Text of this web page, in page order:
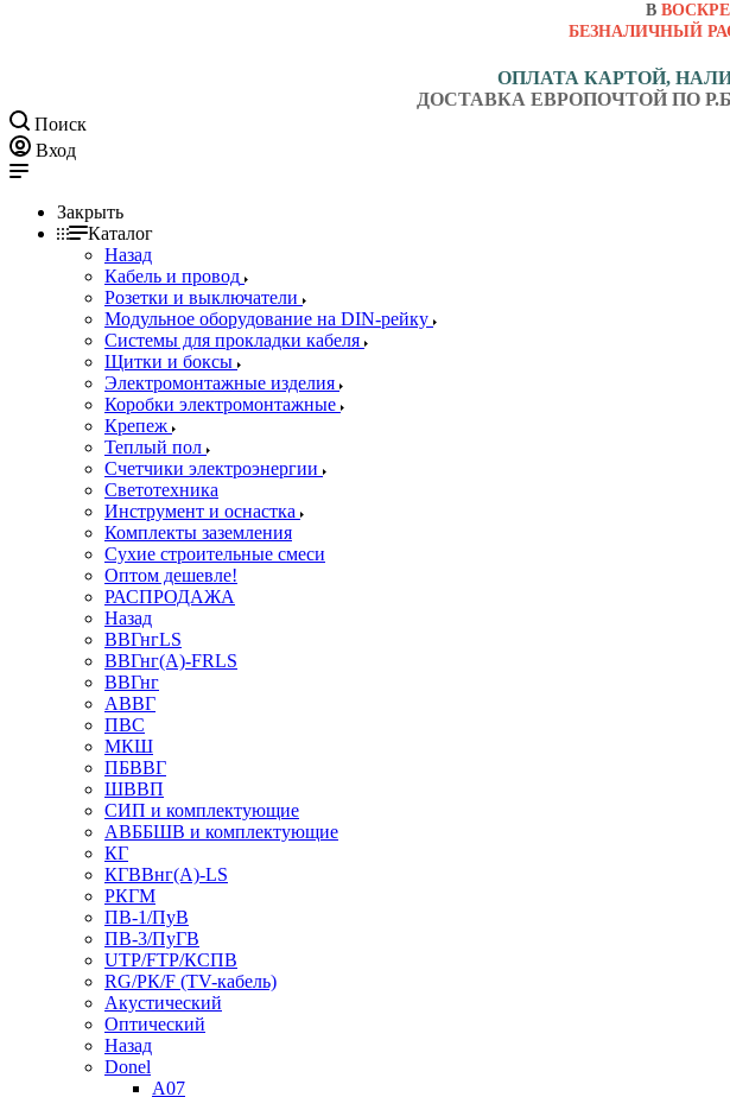
В
БЕЗНАЛИЧНЫЙ
ОПЛАТА КАРТОЙ,
ДОСТАВКА ЕВРОПОЧТОЙ ПО
Поиск
Вход
Закрыть
Каталог
Назад
Кабель и провод
Розетки и выключатели
Модульное оборудование на DIN-рейку
Системы для прокладки кабеля
Щитки и боксы
Электромонтажные изделия
Коробки электромонтажные
Крепеж
Теплый пол
Счетчики электроэнергии
Светотехника
Инструмент и оснастка
Комплекты заземления
Сухие строительные смеси
Оптом дешевле!
РАСПРОДАЖА
Назад
ВВГнгLS
ВВГнг(А)-FRLS
ВВГнг
АВВГ
ПВС
МКШ
ПБВВГ
ШВВП
СИП и комплектующие
АВББШВ и комплектующие
КГ
КГВВнг(А)-LS
РКГМ
ПВ-1/ПуВ
ПВ-3/ПуГВ
UTP/FTP/КСПВ
RG/РК/F (TV-кабель)
Акустический
Оптический
Назад
Donel
A07